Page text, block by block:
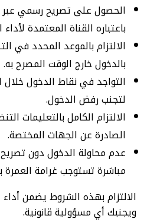
الحصول على تصريح رسمي
باعتباره القناة المعتمدة لأداء
الالتزام بالموعد المحدد في
بالدخول خارج الوقت المصرح به.
التواجد في نقاط الدخول خلال
لتجنب رفض الدخول.
الالتزام الكامل بالتعليمات
الصادرة عن الجهات المختصة.
عدم محاولة الدخول دون
مباشرة تستوجب غرامة العمرة
الالتزام بهذه الشروط يضمن
ويجنبك أي مسؤولية قانونية.